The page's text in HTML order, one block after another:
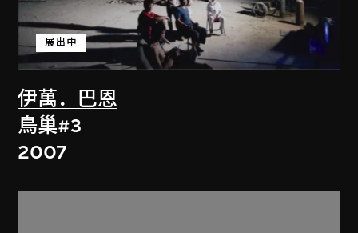
伊萬．巴恩
展出中
鳥巢#3
2007